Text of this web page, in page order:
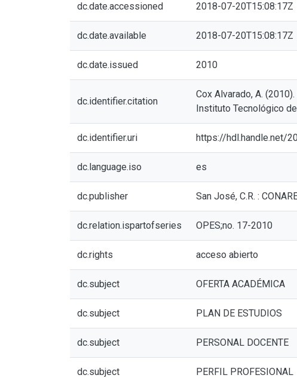
dc.date.accessioned 2018-07-20T15:08:17Z
dc.date.available 2018-07-20T15:08:17Z
dc.date.issued 2010
dc.identifier.citation
Cox Alvarado, A.
Instituto Tecnológico de
dc.identifier.uri https://hdl.handle.net/
dc.language.iso es
dc.publisher San José, C.R. :
dc.relation.ispartofseries OPES;no. 17-2010
dc.rights acceso abierto
dc.subject OFERTA ACADÉMICA
dc.subject PLAN DE ESTUDIOS
dc.subject PERSONAL DOCENTE
dc.subject PERFIL PROFESIONAL